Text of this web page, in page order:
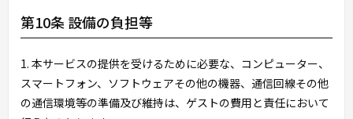
第10条 設備の負担等
1. 本サービスの提供を受けるために必要な、コンピューター、
スマートフォン、ソフトウェアその他の機器、通信回線その他
の通信環境等の準備及び維持は、ゲストの費用と責任において